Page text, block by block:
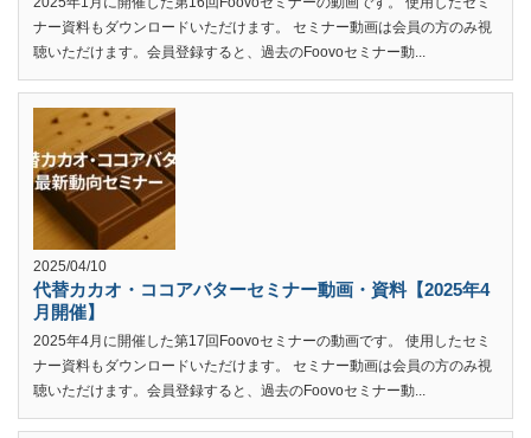
ナー資料もダウンロードいただけます。 セミナー動画は会員の方のみ視
聴いただけます。会員登録すると、過去のFoovoセミナー動...
2025/04/10
代替カカオ・ココアバターセミナー動画・資料【2025年4
月開催】
2025年4月に開催した第17回Foovoセミナーの動画です。 使用したセミ
ナー資料もダウンロードいただけます。 セミナー動画は会員の方のみ視
聴いただけます。会員登録すると、過去のFoovoセミナー動...